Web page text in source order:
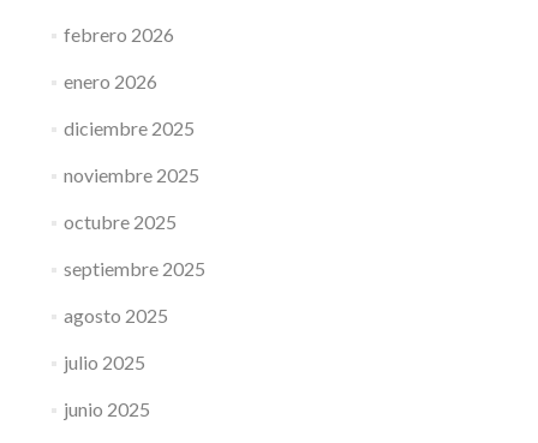
febrero 2026
enero 2026
diciembre 2025
noviembre 2025
octubre 2025
septiembre 2025
agosto 2025
julio 2025
junio 2025